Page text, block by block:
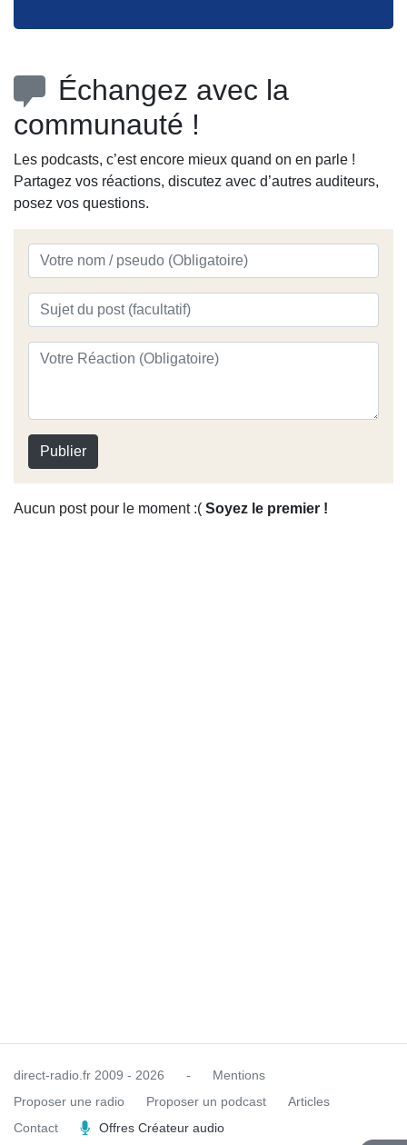
Échangez avec la
communauté !
Les podcasts, c’est encore mieux quand on en parle !
Partagez vos réactions, discutez avec d’autres auditeurs,
posez vos questions.
Publier
Aucun post pour le moment :( Soyez le premier !
direct-radio.fr 2009 - 2026 -
Mentions
Proposer une radio
Proposer un podcast
Articles
Contact
Offres Créateur audio